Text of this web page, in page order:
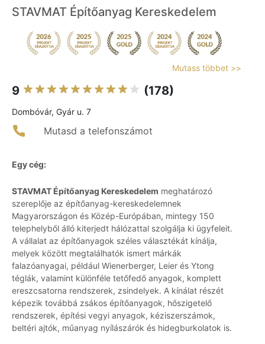
STAVMAT Építőanyag Kereskedelem
Mutass többet >>
9 (178)
Dombóvár, Gyár u. 7
Mutasd a telefonszámot
Egy cég:
STAVMAT Építőanyag Kereskedelem meghatározó
szereplője az építőanyag-kereskedelemnek
Magyarországon és Közép-Európában, mintegy 150
telephelyből álló kiterjedt hálózattal szolgálja ki ügyfeleit.
A vállalat az építőanyagok széles választékát kínálja,
melyek között megtalálhatók ismert márkák
falazóanyagai, például Wienerberger, Leier és Ytong
téglák, valamint különféle tetőfedő anyagok, komplett
ereszcsatorna rendszerek, zsindelyek. A kínálat részét
képezik továbbá zsákos építőanyagok, hőszigetelő
rendszerek, építési vegyi anyagok, kéziszerszámok,
beltéri ajtók, műanyag nyílászárók és hidegburkolatok is.